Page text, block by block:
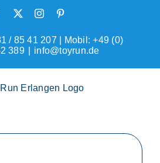
Facebook Instagram
/ 85 41 207 | Mobil: +49 (0)
389
info@toyrun.de